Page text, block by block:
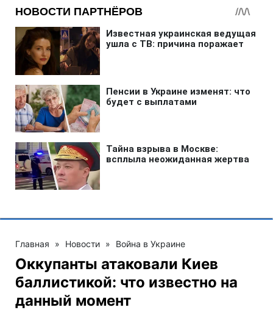
Главная » Новости » Война в Украине
Оккупанты атаковали Киев
баллистикой: что известно на
данный момент